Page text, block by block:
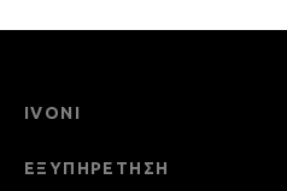
IVONI
ΕΞΥΠΗΡΕΤΗΣΗ